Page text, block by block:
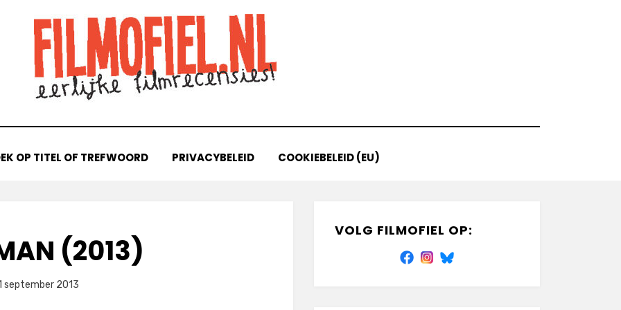
OP TITEL OF TREFWOORD PRIVACYBELEID COOKIEBELEID (EU)
(2013)
Filmofiel.nl
september 2013
VOLG FILMOFIEL OP: